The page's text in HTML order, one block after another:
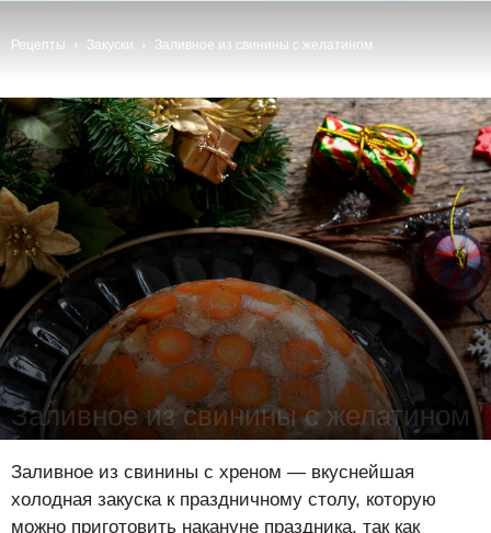
Рецепты Закуски Заливное из свинины с желатином
Заливное из свинины с желатином
Заливное из свинины с хреном — вкуснейшая
холодная закуска к праздничному столу, которую
можно приготовить накануне праздника, так как